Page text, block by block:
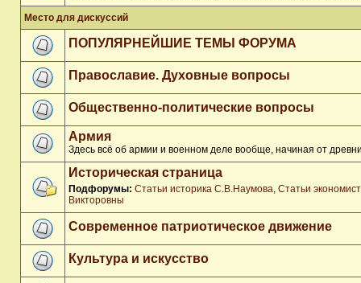
Место для дискуссий
ПОПУЛЯРНЕЙШИЕ ТЕМЫ ФОРУМА
Православие. Духовные вопросы
Общественно-политические вопросы
Армия
Здесь всё об армии и военном деле вообще, начиная от
Историческая страница
Подфорумы: Статьи историка С.В.Наумова, Статьи
Викторовны
Современное патриотическое движение
Культура и искусство